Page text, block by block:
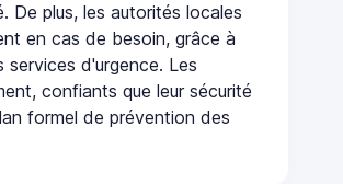
De plus, les autorités locales
en cas de besoin, grâce à
d'urgence. Les
confiants que leur sécurité
formel de prévention des